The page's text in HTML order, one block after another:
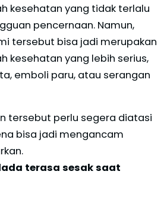
kesehatan yang tidak terlalu
pencernaan. Namun,
tersebut bisa jadi merupakan
kesehatan yang lebih serius,
emboli paru, atau serangan
tersebut perlu segera diatasi
bisa jadi mengancam
terasa sesak saat